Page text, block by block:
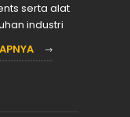
serta alat
industri